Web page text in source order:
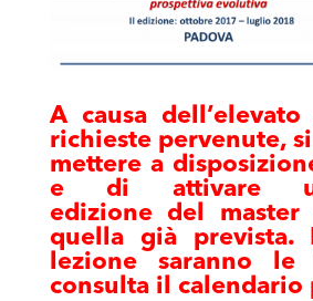
A causa
richieste pervenute,
mettere a
e di attivare
edizione del master
quella già prevista.
lezione saranno le
consulta il calendario